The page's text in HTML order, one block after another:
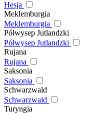
Hesja
Meklemburgia
Meklemburgia
Półwysep Jutlandzki
Półwysep Jutlandzki
Rujana
Rujana
Saksonia
Saksonia
Schwarzwald
Schwarzwald
Turyngia